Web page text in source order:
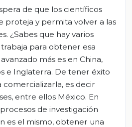
de que los científicos
proteja y permita volver a las
¿Sabes que hay varios
para obtener esa
más es en China,
e Inglaterra. De tener éxito
es decir
entre ellos México. En
de investigación
es el mismo, obtener una